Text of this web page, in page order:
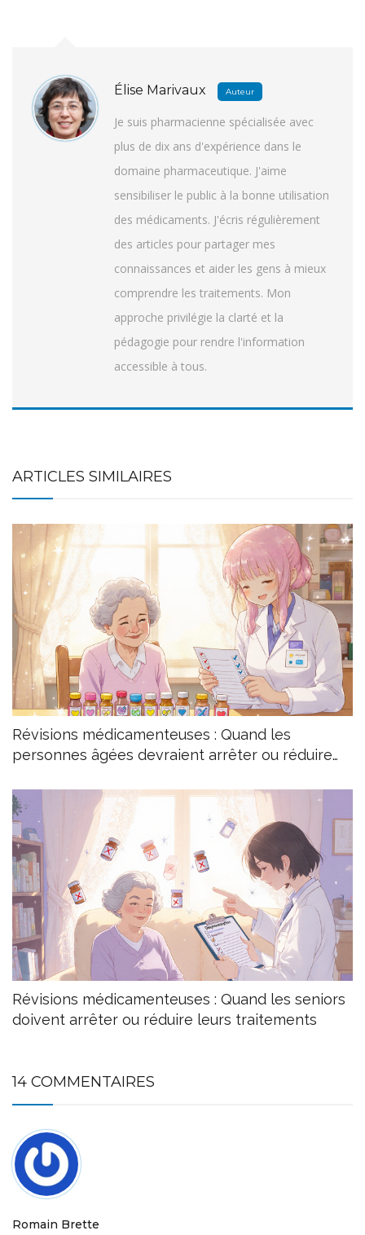
Élise Marivaux Auteur
Je suis pharmacienne spécialisée avec
plus de dix ans d'expérience dans le
domaine pharmaceutique. J'aime
sensibiliser le public à la bonne utilisation
des médicaments. J'écris régulièrement
des articles pour partager mes
connaissances et aider les gens à mieux
comprendre les traitements. Mon
approche privilégie la clarté et la
pédagogie pour rendre l'information
accessible à tous.
ARTICLES SIMILAIRES
Révisions médicamenteuses : Quand les
personnes âgées devraient arrêter ou réduire
Révisions médicamenteuses : Quand les seniors
doivent arrêter ou réduire leurs traitements
14 COMMENTAIRES
Romain Brette